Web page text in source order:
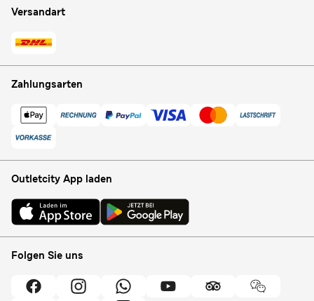
Versandart
Zahlungsarten
Outletcity App laden
Folgen Sie uns